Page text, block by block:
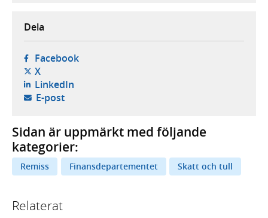
Dela
Facebook- öppnas i ny flik, extern webbplats,
X- öppnas i ny flik, extern webbplats,
LinkedIn- öppnas i ny flik, extern webbplats,
E-post- öppnar din e-postklient,
Sidan är uppmärkt med följande
kategorier:
Remiss Finansdepartementet Skatt och tull
Relaterat